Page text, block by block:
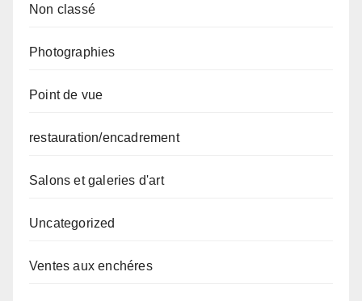
Non classé
Photographies
Point de vue
restauration/encadrement
Salons et galeries d'art
Uncategorized
Ventes aux enchéres